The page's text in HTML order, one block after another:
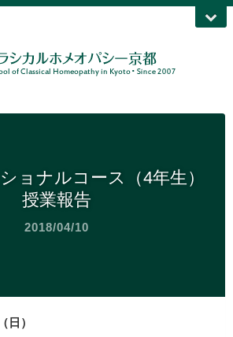
ョナルコース（4年生）
授業報告
2018/04/10
日）